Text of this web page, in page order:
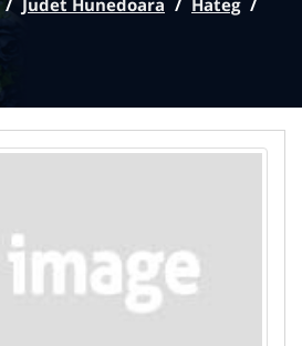
/ Judet Hunedoara / Hateg /